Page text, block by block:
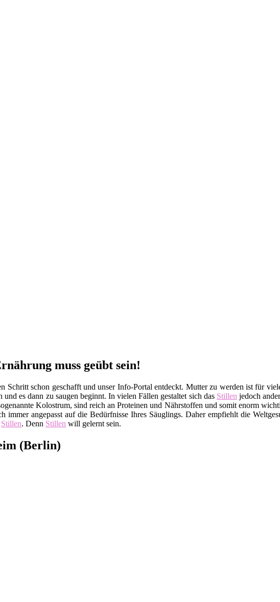
muss geübt sein!
Schritt schon geschafft und unser Info-Portal entdeckt. Mutter zu werden ist für
es dann zu saugen beginnt. In vielen Fällen gestaltet sich das Stillen jedoch
Kolostrum, sind reich an Proteinen und Nährstoffen und somit enorm
angepasst auf die Bedürfnisse Ihres Säuglings. Daher empfiehlt die
Stillen. Denn Stillen will gelernt sein.
(Berlin)